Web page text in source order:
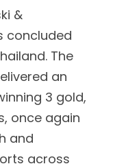
&
concluded
The
an
3 gold,
once again
and
across